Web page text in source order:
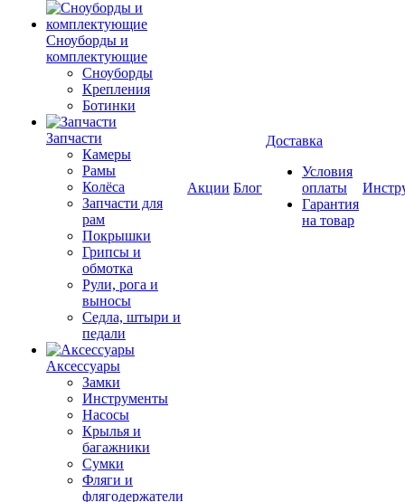
Cноуборды и
комплектующие
Сноуборды
Крепления
Ботинки
Запчасти
Камеры
Рамы
Колёса
Запчасти для
рам
Покрышки
Грипсы и
обмотка
Рули, рога и
выносы
Седла, штыри и
педали
Аксессуары
Замки
Инструменты
Насосы
Крылья и
багажники
Сумки
Фляги и
флягодержатели
Акции Блог
Доставка
Условия
оплаты
Гарантия
на товар